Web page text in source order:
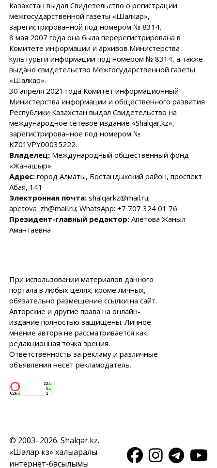
Казахстан выдал Свидетельство о регистрации
межгосударственной газеты «Шалкар»,
зарегистрированной под номером № 8314.
8 мая 2007 года она была перерегистрирована в
Комитете информации и архивов Министерства
культуры и информации под номером № 8314, а также
выдано свидетельство Межгосударственной газеты
«Шалкар».
30 апреля 2021 года Комитет информационный
Министерства информации и общественного развития
Республики Казахстан выдал Свидетельство на
международное сетевое издание «Shalqar.kz»,
зарегистрированное под номером №
KZ01VPY00035222.
Владелец:Международный общественный фонд
«Жанашыр».
Адрес:город Алматы, Бостандыкский район, проспект
Абая, 141
Электронная почта:shalqarkz@mail.ru;
apetova_zh@mail.ru; WhatsApp: +7 707 324 01 76
Президент-главный редактор:Апетова Жаныл
Амантаевна
При использовании материалов данного
портала в любых целях, кроме личных,
обязательно размещение ссылки на сайт.
Авторские и другие права на онлайн-
издание полностью защищены. Личное
мнение автора не рассматривается как
редакционная точка зрения.
Ответственность за рекламу и различные
объявления несет рекламодатель.
© 2003–2026. Shalqar.kz.
«Шалқар кз» халықаралық
интернет-басылымы